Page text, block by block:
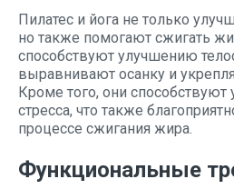
Пилатес и йога не только
но также помогают сжигать
способствуют улучшению
выравнивают осанку и
Кроме того, они
стресса, что также
процессе сжигания жира.
Функциональные